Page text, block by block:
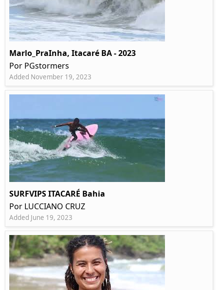
Marlo_PraInha, Itacaré BA - 2023
Por PGstormers
Added November 19, 2023
SURFVIPS ITACARÉ Bahia
Por LUCCIANO CRUZ
Added June 19, 2023